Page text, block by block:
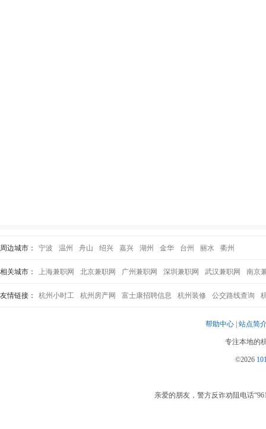
周边城市： 宁波 温州 舟山 绍兴 嘉兴 湖州 金华 台州 丽水 衢州
相关城市： 上海兼职网 北京兼职网 广州兼职网 深圳兼职网 武汉兼职网 南京
友情链接： 杭州小时工 杭州房产网 富士康招聘信息 杭州装修 公交路线查询
帮助中心 |站点简
专注本地的
©2026